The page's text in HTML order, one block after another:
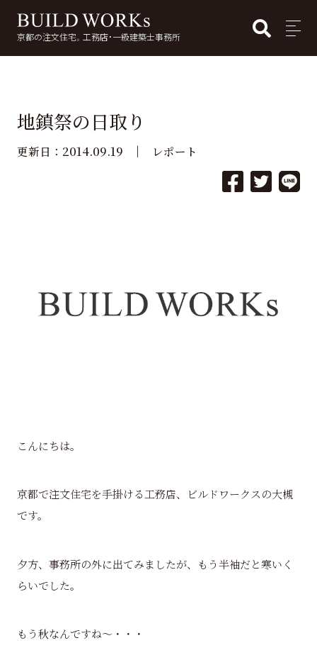
京都の注文住宅。工務店・一級建築士事務所 MENU
地鎮祭の日取り
更新日： 2014.09.19 レポート
こんにちは。
京都で注文住宅を手掛ける工務店、ビルドワークスの大槻
です。
夕方、事務所の外に出てみましたが、もう半袖だと寒いく
らいでした。
もう秋なんですね～・・・